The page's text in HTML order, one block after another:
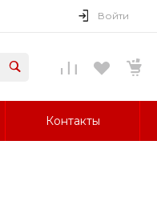
Войти
Контакты